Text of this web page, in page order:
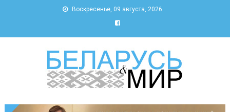
Воскресенье, 09 августа, 2026
Беларусь и мир